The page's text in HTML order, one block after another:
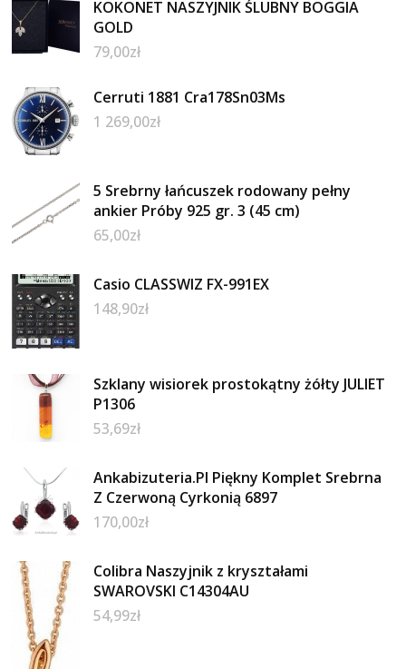
KOKONET NASZYJNIK ŚLUBNY BOGGIA
GOLD
79,00zł
Cerruti 1881 Cra178Sn03Ms
1 269,00zł
5 Srebrny łańcuszek rodowany pełny
ankier Próby 925 gr. 3 (45 cm)
65,00zł
Casio CLASSWIZ FX-991EX
148,90zł
Szklany wisiorek prostokątny żółty JULIET
P1306
53,69zł
Ankabizuteria.Pl Piękny Komplet Srebrna
Z Czerwoną Cyrkonią 6897
170,00zł
Colibra Naszyjnik z kryształami
SWAROVSKI C14304AU
54,99zł